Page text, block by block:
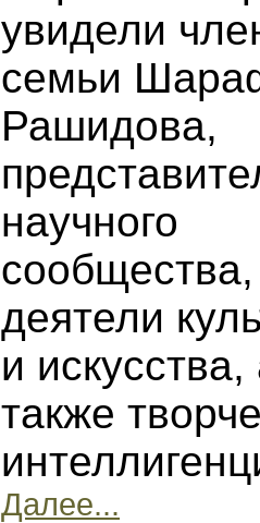
увидели
семьи
Рашидова,
научного
сообщества,
деятели
и искусства,
также
Далее...